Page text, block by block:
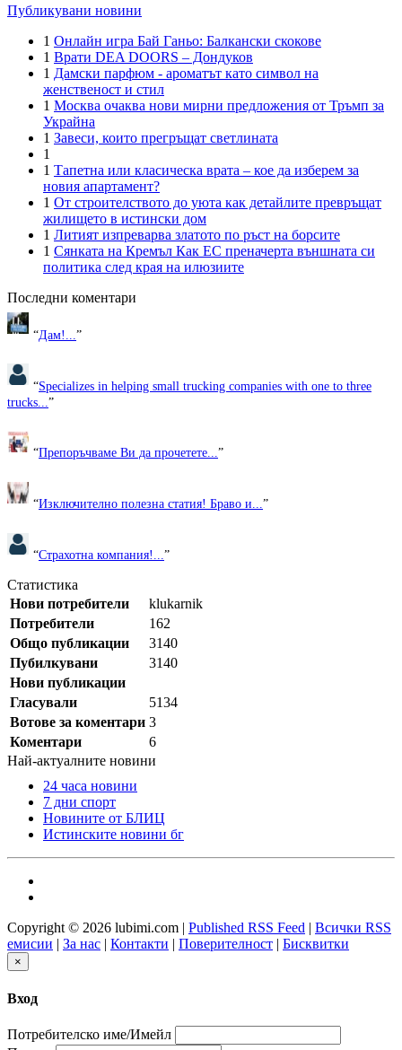
Публикувани новини
1 Онлайн игра Бай Ганьо: Балкански скокове
1 Врати DEA DOORS – Дондуков
1 Дамски парфюм - ароматът като символ на
женственост и стил
1 Москва очаква нови мирни предложения от Тръмп за
Украйна
1 Завеси, които прегръщат светлината
1
1 Тапетна или класическа врата – кое да изберем за
новия апартамент?
1 От строителството до уюта как детайлите превръщат
жилището в истински дом
1 Литият изпреварва златото по ръст на борсите
1 Сянката на Кремъл Как ЕС преначерта външната си
политика след края на илюзиите
Последни коментари
“Дам!... ”
“Specializes in helping small trucking companies with one to three
trucks... ”
“Препоръчваме Ви да прочетете...”
“Изключително полезна статия! Браво и... ”
“Страхотна компания!... ”
Статистика
Нови потребители
klukarnik
Потребители
162
Общо публикации
3140
Пубилкувани
3140
Нови публикации
Гласували
5134
Вотове за коментари 3
Коментари
6
Най-актуалните новини
24 часа новини
7 дни спорт
Новините от БЛИЦ
Истинските новини бг
Copyright © 2026 lubimi.com | Published RSS Feed | Всички RSS
емисии | За нас | Контакти | Поверителност | Бисквитки
×
Вход
Потребителско име/Имейл